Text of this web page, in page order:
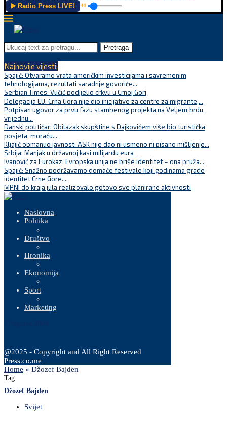
▶️ Radio Press LIVE! 🔊
Pretraga
Najnovije vijesti:
Spajić: Otvaramo vrata američkim investicijama i savremenim
tehnologijama, rezultati saradnje govoriće...
Serbian Times: Vučić podijelio crkvu u Crnoj Gori
Delegacija EU: Crna Gora nije dio inicijative za centre za migrante,...
Potpisan ugovor za prvu fazu stambenog projekta na Veljem brdu
vrijednu...
Danski političar: Obilazak skupštine s Dajkovićem više bio turistička
posjeta, moraću...
Kljajić obmanuo javnost: ASK nije dao ni usmeno ni pisano mišljenje...
Srbija: Manjak u državnoj kasi milijardu eura
Ivanović za Eurokaz: Evropska unija ne briše identitet – ona pruža...
Spajić: Snažno podržavamo domaće festivale koji godinama grade
identitet Crne Gore...
MPNI do kraja jula realizovalo gotovo sve planirane aktivnosti
Naslovna
Politika
Društvo
Hronika
Ekonomija
Sport
Marketing
@2025 - Copyright and All Right Reserved
Press.co.me
Home » Džozef Bajden
Tag:
Džozef Bajden
Svijet